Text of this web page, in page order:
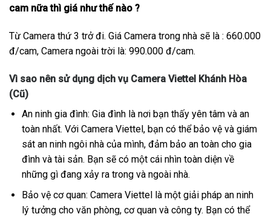
cam nữa thì giá như thế nào ?
Từ Camera thứ 3 trở đi. Giá Camera trong nhà sẽ là : 660.000
đ/cam, Camera ngoài trời là: 990.000 đ/cam.
Vì sao nên sử dụng dịch vụ Camera Viettel Khánh Hòa
(Cũ)
An ninh gia đình: Gia đình là nơi bạn thấy yên tâm và an
toàn nhất. Với Camera Viettel, bạn có thể bảo vệ và giám
sát an ninh ngôi nhà của mình, đảm bảo an toàn cho gia
đình và tài sản. Bạn sẽ có một cái nhìn toàn diện về
những gì đang xảy ra trong và ngoài nhà.
Bảo vệ cơ quan: Camera Viettel là một giải pháp an ninh
lý tưởng cho văn phòng, cơ quan và công ty. Bạn có thể